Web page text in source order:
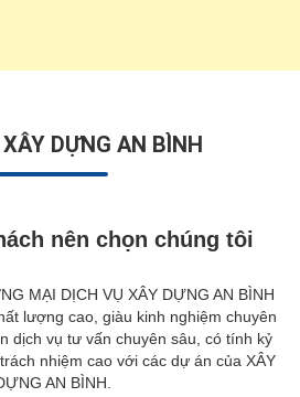
DỰNG AN BÌNH
nên chọn chúng tôi
MẠI DỊCH VỤ XÂY DỰNG AN BÌNH
lượng cao, giàu kinh nghiệm chuyên
dịch vụ tư vấn chuyên sâu, có tính kỷ
nhiệm cao với các dự án của XÂY
AN BÌNH.